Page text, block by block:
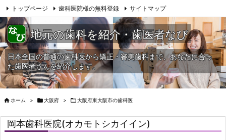
トップページ 歯科医院様の無料登録 サイトマップ
当HPへの問合せ
地元の歯科を紹介・歯医者なび
日本全国の普通の歯科医から矯正・審美歯科まで、あなたに合っ
た歯医者さんを紹介します。
 ホーム > 大阪府 > 大阪府東大阪市の歯科医
岡本歯科医院(オカモトシカイイン)